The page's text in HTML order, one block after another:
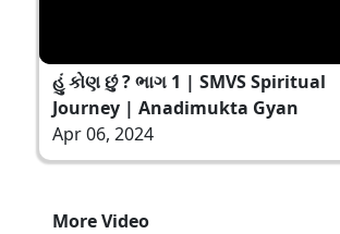
હું કોણ છું ? ભાગ 1 | SMVS Spiritual
Journey | Anadimukta Gyan
Apr 06, 2024
More Video